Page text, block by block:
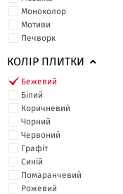
Моноколор
Мотиви
Печворк
КОЛІР ПЛИТКИ
Бежевий
Білий
Коричневий
Чорний
Червоний
Графіт
Синій
Помаранчевий
Рожевий